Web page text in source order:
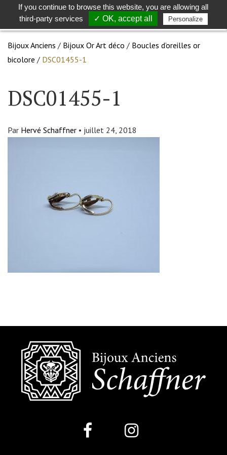
Toggle
search
Bijoux Anciens / Bijoux Or Art déco / Boucles d’oreilles or
bicolore / DSC01455-1
DSC01455-1
Par Hervé Schaffner • juillet 24, 2018
If you continue to browse this website, you are allowing all
third-party services
✓ OK, accept all Personalize